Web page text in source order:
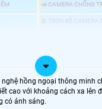
📣 CAMERA CHỐNG
GÓI GIÁ RẺ
kiệm chi phí giám sát ổn định
chính hãng phù hợp với nhu
hồng ngoại thông minh
cao với khoảng cách xa lên
có ánh sáng.